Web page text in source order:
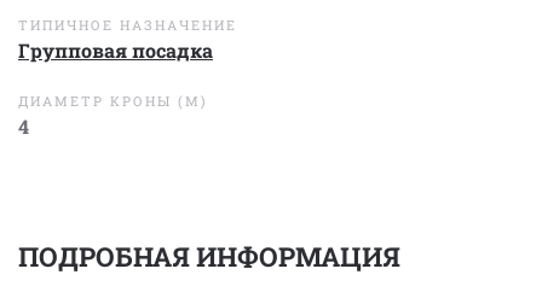
ТИПИЧНОЕ НАЗНАЧЕНИЕ
Групповая посадка
ДИАМЕТР КРОНЫ (М)
4
ПОДРОБНАЯ ИНФОРМАЦИЯ